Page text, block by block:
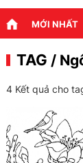
MỚI NHẤT
TAG /
4 Kết quả cho